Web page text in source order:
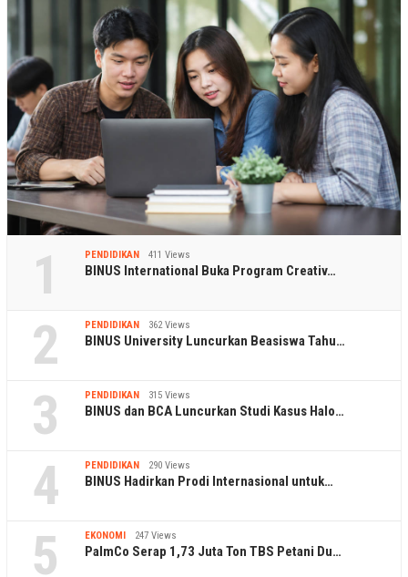
1 PENDIDIKAN 411 Views
BINUS International Buka Program Creativ…
2 PENDIDIKAN 362 Views
BINUS University Luncurkan Beasiswa Tahu…
3 PENDIDIKAN 315 Views
BINUS dan BCA Luncurkan Studi Kasus Halo…
4 PENDIDIKAN 290 Views
BINUS Hadirkan Prodi Internasional untuk…
5 EKONOMI 247 Views
PalmCo Serap 1,73 Juta Ton TBS Petani Du…